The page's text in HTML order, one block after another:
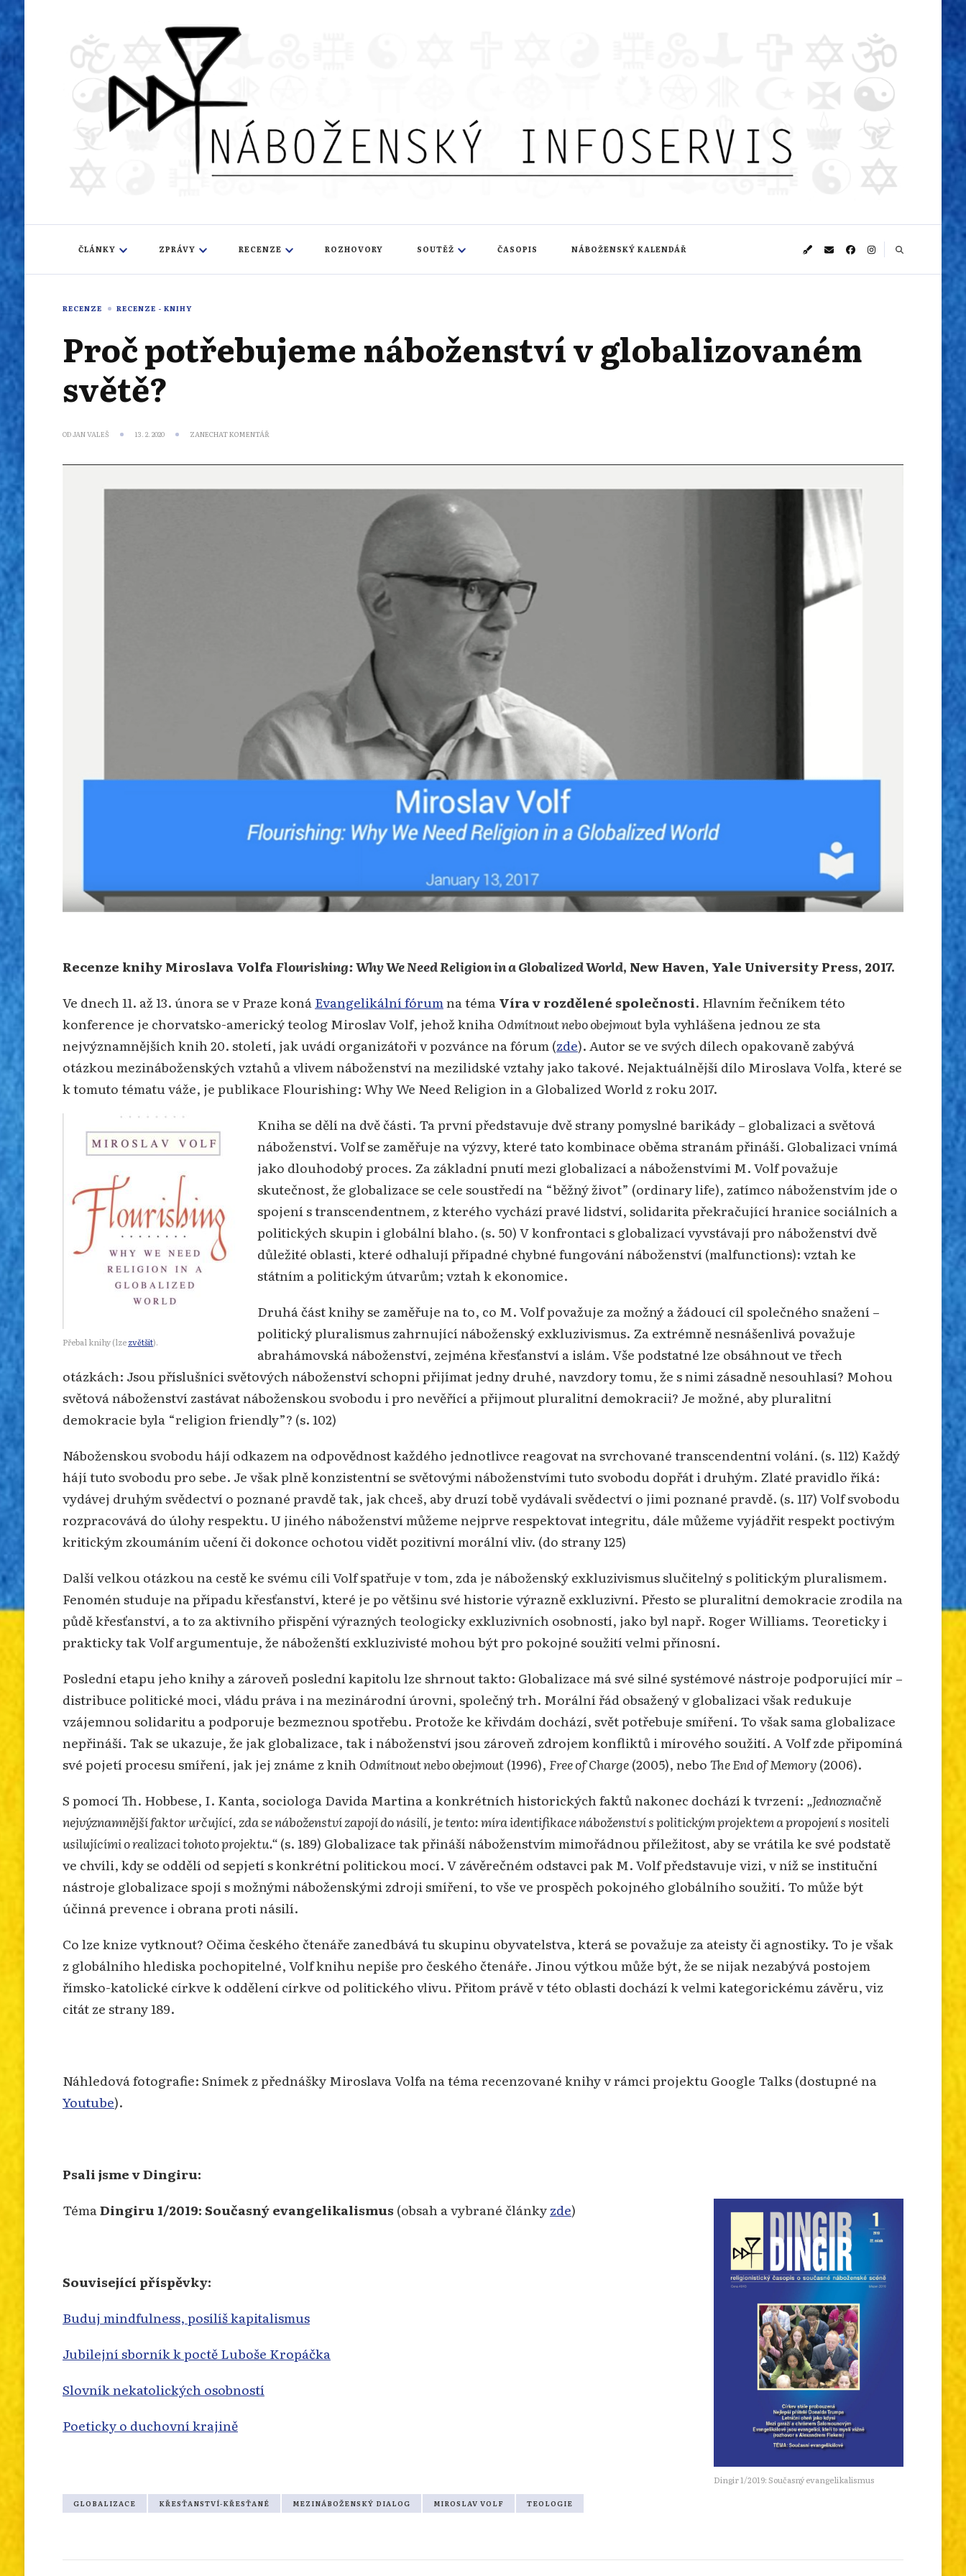
Náboženský infoservis
ČLÁNKY ZPRÁVY RECENZE ROZHOVORY SOUTĚŽ ČASOPIS NÁBOŽENSKÝ KALENDÁŘ
RECENZE RECENZE - KNIHY
Proč potřebujeme náboženství v globalizovaném
světě?
ODJAN VALEŠ 13. 2. 2020 ZANECHAT KOMENTÁŘNA
NÁBOŽENSTVÍ
Recenze knihy Miroslava VolfaFlourishing: Why We Need Religion in a Globalized World, New Haven, Yale University Press, 2017.
Ve dnech 11. až 13. února se v Praze konáEvangelikální fórumna témaVíra v rozdělené společnosti. Hlavním řečníkem této
konference je chorvatsko-americký teolog Miroslav Volf, jehož knihaOdmítnout nebo obejmoutbyla vyhlášena jednou ze sta
nejvýznamnějších knih 20. století, jak uvádí organizátoři v pozvánce na fórum (zde). Autor se ve svých dílech opakovaně zabývá
otázkou mezináboženských vztahů a vlivem náboženství na mezilidské vztahy jako takové. Nejaktuálnější dílo Miroslava Volfa, které se
k tomuto tématu váže, je publikace Flourishing: Why We Need Religion in a Globalized World z roku 2017.
Přebal knihy (lzezvětšit).
Kniha se dělí na dvě části. Ta první představuje dvě strany pomyslné barikády – globalizaci a světová
náboženství. Volf se zaměřuje na výzvy, které tato kombinace oběma stranám přináší. Globalizaci vnímá
jako dlouhodobý proces. Za základní pnutí mezi globalizací a náboženstvími M. Volf považuje
skutečnost, že globalizace se cele soustředí na “běžný život” (ordinary life), zatímco náboženstvím jde o
spojení s transcendentnem, z kterého vychází pravé lidství, solidarita překračující hranice sociálních a
politických skupin i globální blaho. (s. 50) V konfrontaci s globalizací vyvstávají pro náboženství dvě
důležité oblasti, které odhalují případné chybné fungování náboženství (malfunctions): vztah ke
státním a politickým útvarům; vztah k ekonomice.
Druhá část knihy se zaměřuje na to, co M. Volf považuje za možný a žádoucí cíl společného snažení –
politický pluralismus zahrnující náboženský exkluzivismus. Za extrémně nesnášenlivá považuje
abrahámovská náboženství, zejména křesťanství a islám. Vše podstatné lze obsáhnout ve třech
otázkách: Jsou příslušníci světových náboženství schopni přijímat jedny druhé, navzdory tomu, že s nimi zásadně nesouhlasí? Mohou
světová náboženství zastávat náboženskou svobodu i pro nevěřící a přijmout pluralitní demokracii? Je možné, aby pluralitní
demokracie byla “religion friendly”? (s. 102)
Náboženskou svobodu hájí odkazem na odpovědnost každého jednotlivce reagovat na svrchované transcendentní volání. (s. 112) Každý
hájí tuto svobodu pro sebe. Je však plně konzistentní se světovými náboženstvími tuto svobodu dopřát i druhým. Zlaté pravidlo říká:
vydávej druhým svědectví o poznané pravdě tak, jak chceš, aby druzí tobě vydávali svědectví o jimi poznané pravdě. (s. 117) Volf svobodu
rozpracovává do úlohy respektu. U jiného náboženství můžeme nejprve respektovat integritu, dále můžeme vyjádřit respekt poctivým
kritickým zkoumáním učení či dokonce ochotou vidět pozitivní morální vliv. (do strany 125)
Další velkou otázkou na cestě ke svému cíli Volf spatřuje v tom, zda je náboženský exkluzivismus slučitelný s politickým pluralismem.
Fenomén studuje na případu křesťanství, které je po většinu své historie výrazně exkluzivní. Přesto se pluralitní demokracie zrodila na
půdě křesťanství, a to za aktivního přispění výrazných teologicky exkluzivních osobností, jako byl např. Roger Williams. Teoreticky i
prakticky tak Volf argumentuje, že náboženští exkluzivisté mohou být pro pokojné soužití velmi přínosní.
Poslední etapu jeho knihy a zároveň poslední kapitolu lze shrnout takto: Globalizace má své silné systémové nástroje podporující mír –
distribuce politické moci, vládu práva i na mezinárodní úrovni, společný trh. Morální řád obsažený v globalizaci však redukuje
vzájemnou solidaritu a podporuje bezmeznou spotřebu. Protože ke křivdám dochází, svět potřebuje smíření. To však sama globalizace
nepřináší. Tak se ukazuje, že jak globalizace, tak i náboženství jsou zároveň zdrojem konfliktů i mírového soužití. A Volf zde připomíná
své pojetí procesu smíření, jak jej známe z knihOdmítnout nebo obejmout(1996), Free of Charge(2005), neboThe End of Memory(2006).
S pomocí Th. Hobbese, I. Kanta, sociologa Davida Martina a konkrétních historických faktů nakonec dochází k tvrzení: „Jednoznačně
nejvýznamnější faktor určující, zda se náboženství zapojí do násilí, je tento: míra identifikace náboženství s politickým projektem a propojení s nositeli
usilujícími o realizaci tohoto projektu.“(s. 189) Globalizace tak přináší náboženstvím mimořádnou příležitost, aby se vrátila ke své podstatě
ve chvíli, kdy se oddělí od sepjetí s konkrétní politickou mocí. V závěrečném odstavci pak M. Volf představuje vizi, v níž se instituční
nástroje globalizace spojí s možnými náboženskými zdroji smíření, to vše ve prospěch pokojného globálního soužití. To může být
účinná prevence i obrana proti násilí.
Co lze knize vytknout? Očima českého čtenáře zanedbává tu skupinu obyvatelstva, která se považuje za ateisty či agnostiky. To je však
z globálního hlediska pochopitelné, Volf knihu nepíše pro českého čtenáře. Jinou výtkou může být, že se nijak nezabývá postojem
římsko-katolické církve k oddělení církve od politického vlivu. Přitom právě v této oblasti dochází k velmi kategorickému závěru, viz
citát ze strany 189.
Náhledová fotografie: Snímek z přednášky Miroslava Volfa na téma recenzované knihy v rámci projektu Google Talks (dostupné na
Youtube).
Psali jsme v Dingiru:
Dingir 1/2019: Současný evangelikalismus
TémaDingiru 1/2019: Současný evangelikalismus (obsah a vybrané článkyzde)
Související příspěvky:
Buduj mindfulness, posílíš kapitalismus
Jubilejní sborník k poctě Luboše Kropáčka
Slovník nekatolických osobností
Poeticky o duchovní krajině
GLOBALIZACE KŘESŤANSTVÍ-KŘESŤANÉ MEZINÁBOŽENSKÝ DIALOG MIROSLAV VOLF TEOLOGIE